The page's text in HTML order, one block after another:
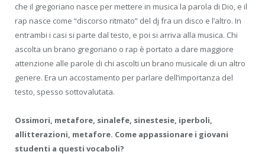
che il gregoriano nasce per mettere in musica la parola di Dio, e il
rap nasce come “discorso ritmato” del dj fra un disco e l’altro. In
entrambi i casi si parte dal testo, e poi si arriva alla musica. Chi
ascolta un brano gregoriano o rap è portato a dare maggiore
attenzione alle parole di chi ascolti un brano musicale di un altro
genere. Era un accostamento per parlare dell’importanza del
testo, spesso sottovalutata.
Ossimori, metafore, sinalefe, sinestesie, iperboli,
allitterazioni, metafore. Come appassionare i giovani
studenti a questi vocaboli?